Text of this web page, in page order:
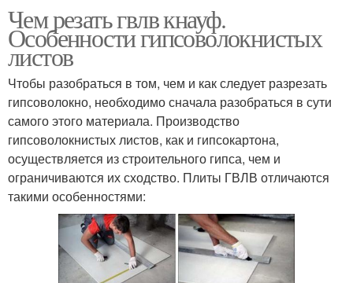
Чем резать гвлв кнауф.
Особенности гипсоволокнистых
листов
Чтобы разобраться в том, чем и как следует разрезать
гипсоволокно, необходимо сначала разобраться в сути
самого этого материала. Производство
гипсоволокнистых листов, как и гипсокартона,
осуществляется из строительного гипса, чем и
ограничиваются их сходство. Плиты ГВЛВ отличаются
такими особенностями: